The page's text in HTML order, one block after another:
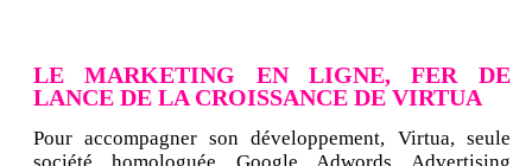
LE MARKETING EN LIGNE, FER DE
LANCE DE LA CROISSANCE DE VIRTUA
Pour accompagner son développement, Virtua, seule